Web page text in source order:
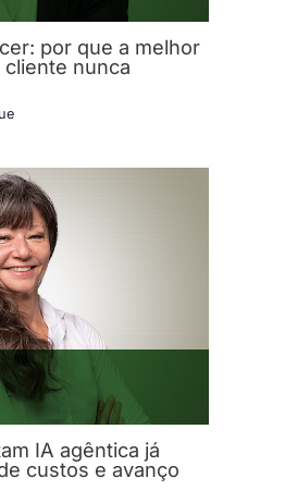
por que a melhor
nunca
IA agêntica já
custos e avanço